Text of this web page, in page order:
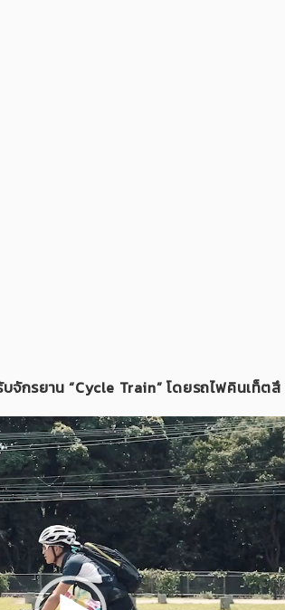
จักรยาน “Cycle Train” โดยรถไฟคินเท็ตสึ